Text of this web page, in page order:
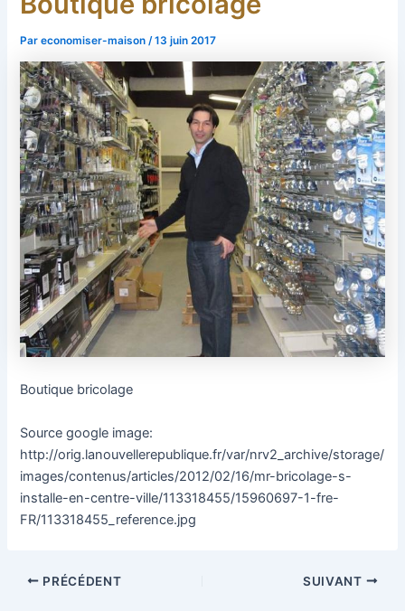
Pareconomiser-maison /13 juin 2017
Boutique bricolage
Source google image:
http://orig.lanouvellerepublique.fr/var/nrv2_archive/storage/
images/contenus/articles/2012/02/16/mr-bricolage-s-
installe-en-centre-ville/113318455/15960697-1-fre-
FR/113318455_reference.jpg
PRÉCÉDENT SUIVANT